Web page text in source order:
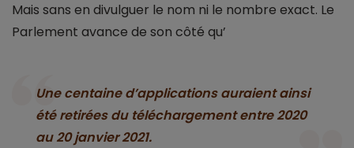
Mais sans en divulguer le nom ni le nombre exact. Le
Parlement avance de son côté qu’
Une centaine d’applications auraient ainsi
été retirées du téléchargement entre 2020
au 20 janvier 2021.